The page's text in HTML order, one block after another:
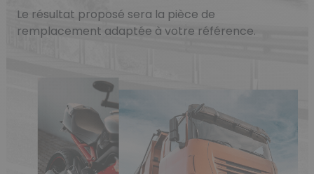
Le résultat proposé sera la pièce de
remplacement adaptée à votre référence.